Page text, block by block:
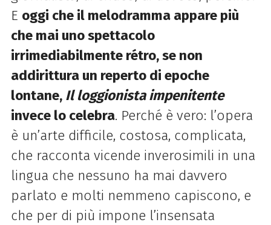
E oggi che il melodramma appare più
che mai uno spettacolo
irrimediabilmente rétro, se non
addirittura un reperto di epoche
lontane, Il loggionistaimpenitente
invece lo celebra. Perché è vero: l’opera
è un’arte difficile, costosa, complicata,
che racconta vicende inverosimili in una
lingua che nessuno ha mai davvero
parlato e molti nemmeno capiscono, e
che per di più impone l’insensata